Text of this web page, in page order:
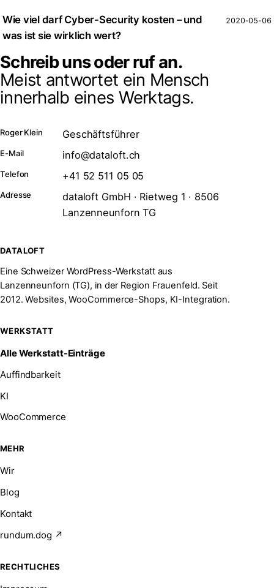
Wie viel darf Cyber-Security kosten – und
was ist sie wirklich wert?
2020-05-06
Schreib uns oder ruf an.
Meist antwortet ein Mensch
innerhalb eines Werktags.
Roger Klein Geschäftsführer
E-Mail info@dataloft.ch
Telefon +41 52 511 05 05
Adresse
dataloft GmbH · Rietweg 1 · 8506
Lanzenneunforn TG
DATALOFT
Eine Schweizer WordPress-Werkstatt aus
Lanzenneunforn (TG), in der Region Frauenfeld. Seit
2012. Websites, WooCommerce-Shops, KI-Integration.
WERKSTATT
Alle Werkstatt-Einträge
Auffindbarkeit
KI
WooCommerce
MEHR
Wir
Blog
Kontakt
rundum.dog ↗
RECHTLICHES